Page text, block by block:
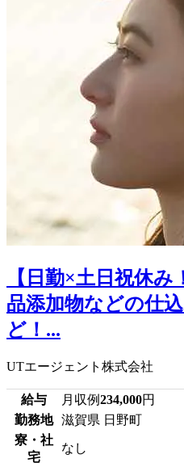
【日勤×土日祝休
品添加物などの仕
ど！...
UTエージェント株式会社
給与 月収例234,000円
勤務地
滋賀県 日野町
寮・社
宅
なし